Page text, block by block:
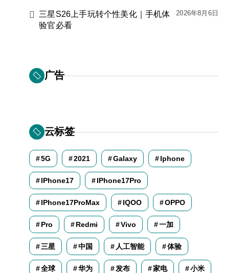
三星S26上手玩转个性美化｜手机体
验官必看
2026年8月6日
广告
云标签
5G 2021 Galaxy Iphone
IPhone17 IPhone17Pro
IPhone17ProMax IQOO OPPO
Pro Redmi Vivo 一加
三星 中国 人工智能 体验
全球 华为 发布 家电 小米